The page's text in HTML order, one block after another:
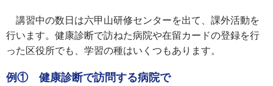
講習中の数日は六甲山研修センターを出て、課外活動を
行います。健康診断で訪ねた病院や在留カードの登録を行
った区役所でも、学習の種はいくつもあります。
例① 健康診断で訪問する病院で